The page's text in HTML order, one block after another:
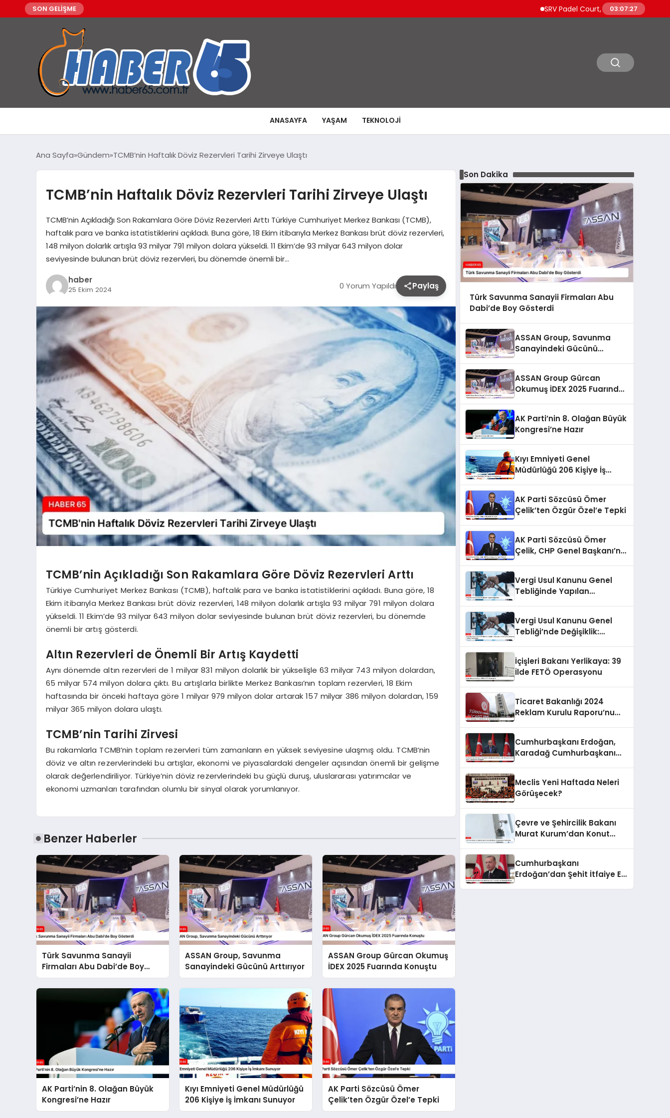
SON GELİŞME SRV Padel Court, 24 Ülkeye İhracat
03:07:28
ANASAYFA YAŞAM TEKNOLOJI
Ana Sayfa Gündem TCMB’nin Haftalık Döviz Rezervleri Tarihi Zirveye Ulaştı
TCMB’nin Haftalık Döviz Rezervleri Tarihi Zirveye Ulaştı
TCMB’nin Açıkladığı Son Rakamlara Göre Döviz Rezervleri Arttı Türkiye Cumhuriyet Merkez Bankası (TCMB),
haftalık para ve banka istatistiklerini açıkladı. Buna göre, 18 Ekim itibarıyla Merkez Bankası brüt döviz rezervleri,
148 milyon dolarlık artışla 93 milyar 791 milyon dolara yükseldi. 11 Ekim’de 93 milyar 643 milyon dolar
seviyesinde bulunan brüt döviz rezervleri, bu dönemde önemli bir…
haber
25 Ekim 2024 0 Yorum Yapıldı Paylaş
TCMB’nin Açıkladığı Son Rakamlara Göre Döviz Rezervleri Arttı
Türkiye Cumhuriyet Merkez Bankası (TCMB), haftalık para ve banka istatistiklerini açıkladı. Buna göre, 18
Ekim itibarıyla Merkez Bankası brüt döviz rezervleri, 148 milyon dolarlık artışla 93 milyar 791 milyon dolara
yükseldi. 11 Ekim’de 93 milyar 643 milyon dolar seviyesinde bulunan brüt döviz rezervleri, bu dönemde
önemli bir artış gösterdi.
Altın Rezervleri de Önemli Bir Artış Kaydetti
Aynı dönemde altın rezervleri de 1 milyar 831 milyon dolarlık bir yükselişle 63 milyar 743 milyon dolardan,
65 milyar 574 milyon dolara çıktı. Bu artışlarla birlikte Merkez Bankası’nın toplam rezervleri, 18 Ekim
haftasında bir önceki haftaya göre 1 milyar 979 milyon dolar artarak 157 milyar 386 milyon dolardan, 159
milyar 365 milyon dolara ulaştı.
TCMB’nin Tarihi Zirvesi
Bu rakamlarla TCMB’nin toplam rezervleri tüm zamanların en yüksek seviyesine ulaşmış oldu. TCMB’nin
döviz ve altın rezervlerindeki bu artışlar, ekonomi ve piyasalardaki dengeler açısından önemli bir gelişme
olarak değerlendiriliyor. Türkiye’nin döviz rezervlerindeki bu güçlü duruş, uluslararası yatırımcılar ve
ekonomi uzmanları tarafından olumlu bir sinyal olarak yorumlanıyor.
Benzer Haberler
Türk Savunma Sanayii
Firmaları Abu Dabi’de Boy
Gösterdi
ASSAN Group, Savunma
Sanayindeki Gücünü Arttırıyor
ASSAN Group Gürcan Okumuş
İDEX 2025 Fuarında Konuştu
AK Parti’nin 8. Olağan Büyük
Kongresi’ne Hazır
Kıyı Emniyeti Genel Müdürlüğü
206 Kişiye İş İmkanı Sunuyor
AK Parti Sözcüsü Ömer
Çelik’ten Özgür Özel’e Tepki
Son Dakika
Türk Savunma Sanayii Firmaları Abu
Dabi’de Boy Gösterdi
ASSAN Group, Savunma
Sanayindeki Gücünü
ASSAN Group Gürcan
Okumuş İDEX 2025 Fuarında
AK Parti’nin 8. Olağan Büyük
Kongresi’ne Hazır
Kıyı Emniyeti Genel
Müdürlüğü 206 Kişiye İş
AK Parti Sözcüsü Ömer
Çelik’ten Özgür Özel’e Tepki
AK Parti Sözcüsü Ömer
Çelik, CHP Genel Başkanı’na
Vergi Usul Kanunu Genel
Tebliğinde Yapılan
Vergi Usul Kanunu Genel
Tebliği’nde Değişiklik:
Zorunluluğu
İçişleri Bakanı Yerlikaya: 39
İlde FETÖ Operasyonu
Ticaret Bakanlığı 2024
Reklam Kurulu Raporu’nu
Cumhurbaşkanı Erdoğan,
Karadağ Cumhurbaşkanı
Gerçekleştirdi
Meclis Yeni Haftada Neleri
Görüşecek?
Çevre ve Şehircilik Bakanı
Murat Kurum’dan Konut
Cumhurbaşkanı
Erdoğan’dan Şehit İtfaiye Eri